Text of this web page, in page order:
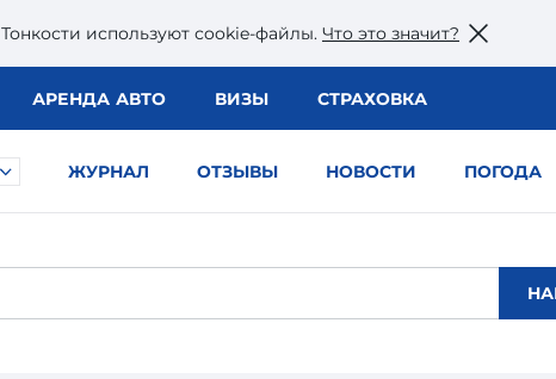
Тонкости используют сookie-файлы. Что это значит?
АРЕНДА АВТО ВИЗЫ СТРАХОВКА
ЖУРНАЛ ОТЗЫВЫ НОВОСТИ ПОГОДА